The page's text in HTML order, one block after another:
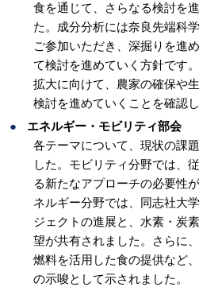
食を通じて、さらなる検討を
た。成分分析には奈良先端科
ご参加いただき、深掘りを進
て検討を進めていく方針です
拡大に向けて、農家の確保や
検討を進めていくことを確認し
エネルギー・モビリティ部会
各テーマについて、現状の課
した。モビリティ分野では、
る新たなアプローチの必要性
ネルギー分野では、同志社大
ジェクトの進展と、水素・炭
望が共有されました。さらに
燃料を活用した食の提供など
の示唆として示されました。